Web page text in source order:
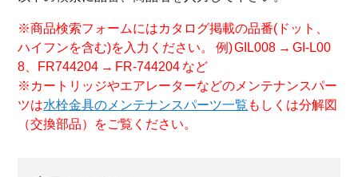
※商品検索フォームにはカタログ掲載の品番(ドット、
ハイフンを含む)を入力ください。 例) GIL008 → GI-L00
8、FR744204 → FR-744204 など
※カートリッジやエアレーターなどのメンテナンスパー
ツは水栓金具のメンテナンスパーツ一覧 もしくは分解図
（交換部品）をご覧ください。